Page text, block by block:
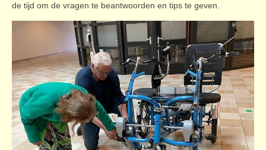
de tijd om de vragen te beantwoorden en tips te geven.